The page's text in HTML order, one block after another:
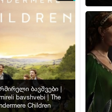
ბავშვები |
bavshvebi | The
Children